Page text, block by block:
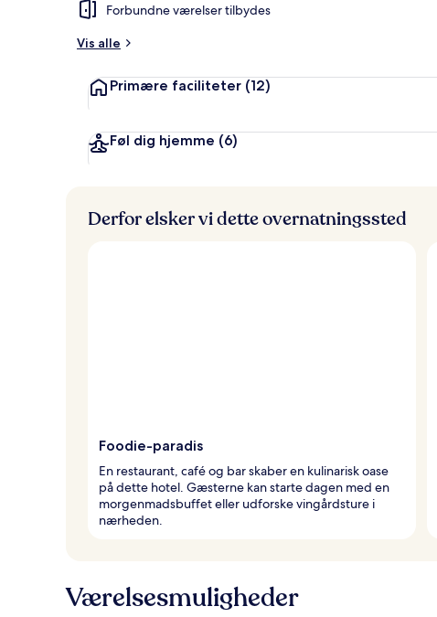
Forbundne værelser tilbydes
Vis alle
Primære faciliteter (12)
Føl dig hjemme (6)
Derfor elsker vi dette overnatningssted
Foodie-paradis
En restaurant, café og bar skaber en kulinarisk oase
på dette hotel. Gæsterne kan starte dagen med en
morgenmadsbuffet eller udforske vingårdsture i
nærheden.
Værelsesmuligheder